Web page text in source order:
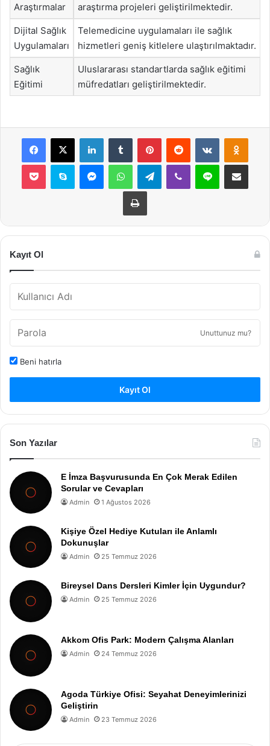
Araştırmalar
araştırma projeleri geliştirilmektedir.
Dijital Sağlık
Uygulamaları
Telemedicine uygulamaları ile sağlık
hizmetleri geniş kitlelere ulaştırılmaktadır.
Sağlık
Eğitimi
Uluslararası standartlarda sağlık eğitimi
müfredatları geliştirilmektedir.
Facebook
X LinkedInTumblr PinterestReddit VKontakte
Pocket Skype MessengerWhatsAppTelegramViber Line E-Posta ile
Yazdır
Kayıt Ol
Unuttunuz mu?
Beni hatırla
Kayıt Ol
Son Yazılar
E İmza Başvurusunda En Çok Merak Edilen
Sorular ve Cevapları
Admin 1 Ağustos 2026
Kişiye Özel Hediye Kutuları ile Anlamlı
Dokunuşlar
Admin 25 Temmuz 2026
Bireysel Dans Dersleri Kimler İçin Uygundur?
Admin 25 Temmuz 2026
Akkom Ofis Park: Modern Çalışma Alanları
Admin 24 Temmuz 2026
Agoda Türkiye Ofisi: Seyahat Deneyimlerinizi
Geliştirin
Admin 23 Temmuz 2026